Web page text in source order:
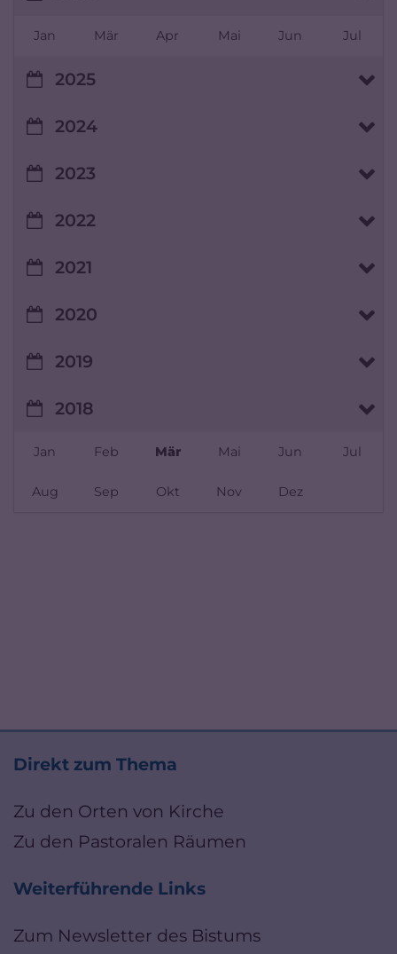
Jan Mär Apr Mai Jun Jul
2025
2024
2023
2022
2021
2020
2019
2018
Jan Feb Mär Mai Jun Jul
Aug Sep Okt Nov Dez
Direkt zum Thema
Zu den Orten von Kirche
Zu den Pastoralen Räumen
Weiterführende Links
Zum Newsletter des Bistums